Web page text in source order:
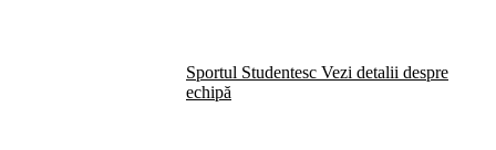
Sportul Studentesc Vezi detalii despre
echipă